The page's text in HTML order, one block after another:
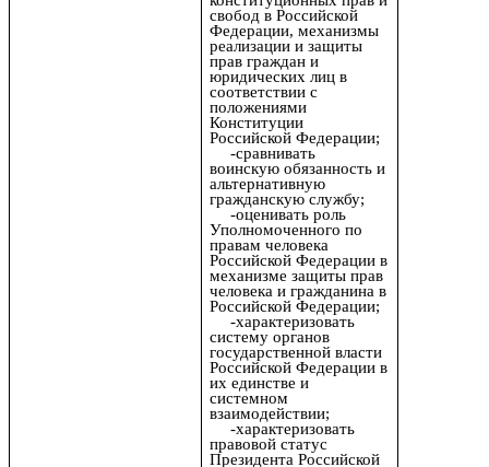
свобод в Российской
Федерации, механизмы
реализации и защиты
прав граждан и
юридических лиц в
соответствии с
положениями
Конституции
Российской Федерации;
-сравнивать
воинскую обязанность и
альтернативную
гражданскую службу;
-оценивать роль
Уполномоченного по
правам человека
Российской Федерации в
механизме защиты прав
человека и гражданина в
Российской Федерации;
-характеризовать
систему органов
государственной власти
Российской Федерации в
их единстве и
системном
взаимодействии;
-характеризовать
правовой статус
Президента Российской